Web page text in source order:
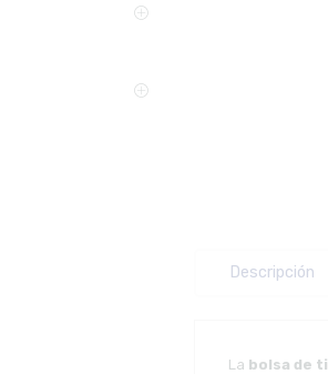
Descripción
La bolsa de